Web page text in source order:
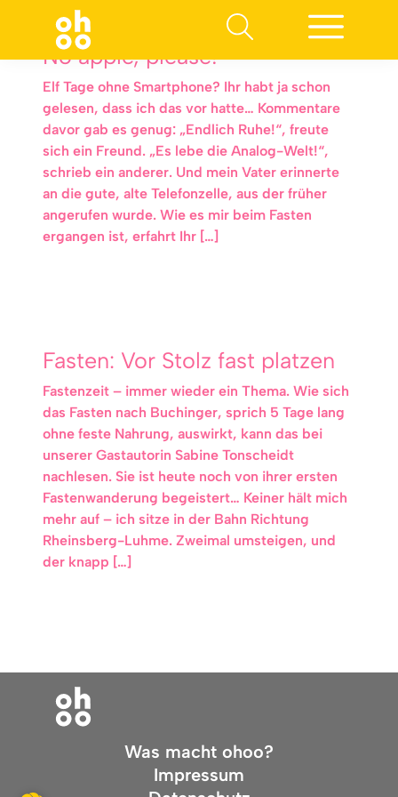
No apple, please!
Elf Tage ohne Smartphone? Ihr habt ja schon
gelesen, dass ich das vor hatte… Kommentare
davor gab es genug: „Endlich Ruhe!“, freute
sich ein Freund. „Es lebe die Analog-Welt!“,
schrieb ein anderer. Und mein Vater erinnerte
an die gute, alte Telefonzelle, aus der früher
angerufen wurde. Wie es mir beim Fasten
ergangen ist, erfahrt Ihr […]
Fasten: Vor Stolz fast platzen
Fastenzeit – immer wieder ein Thema. Wie sich
das Fasten nach Buchinger, sprich 5 Tage lang
ohne feste Nahrung, auswirkt, kann das bei
unserer Gastautorin Sabine Tonscheidt
nachlesen. Sie ist heute noch von ihrer ersten
Fastenwanderung begeistert… Keiner hält mich
mehr auf – ich sitze in der Bahn Richtung
Rheinsberg-Luhme. Zweimal umsteigen, und
der knapp […]
Was macht ohoo?
Impressum